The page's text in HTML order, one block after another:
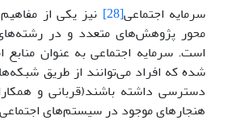
سرمایه اجتماعی[28]
نیز یکی از
محور پژوهش‌های متعدد و در
است. سرمایه اجتماعی به عنوان منابع
شده که افراد می‌توانند از طریق
هنجارهای موجود در سیستم‌های